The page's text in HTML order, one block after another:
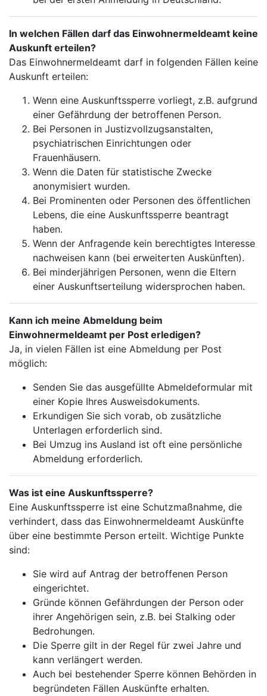
In welchen Fällen darf das Einwohnermeldeamt keine
Auskunft erteilen?
Das Einwohnermeldeamt darf in folgenden Fällen keine
Auskunft erteilen:
Wenn eine Auskunftssperre vorliegt, z.B. aufgrund
einer Gefährdung der betroffenen Person.
Bei Personen in Justizvollzugsanstalten,
psychiatrischen Einrichtungen oder
Frauenhäusern.
Wenn die Daten für statistische Zwecke
anonymisiert wurden.
Bei Prominenten oder Personen des öffentlichen
Lebens, die eine Auskunftssperre beantragt
haben.
Wenn der Anfragende kein berechtigtes Interesse
nachweisen kann (bei erweiterten Auskünften).
Bei minderjährigen Personen, wenn die Eltern
einer Auskunftserteilung widersprochen haben.
Kann ich meine Abmeldung beim
Einwohnermeldeamt per Post erledigen?
Ja, in vielen Fällen ist eine Abmeldung per Post
möglich:
Senden Sie das ausgefüllte Abmeldeformular mit
einer Kopie Ihres Ausweisdokuments.
Erkundigen Sie sich vorab, ob zusätzliche
Unterlagen erforderlich sind.
Bei Umzug ins Ausland ist oft eine persönliche
Abmeldung erforderlich.
Was ist eine Auskunftssperre?
Eine Auskunftssperre ist eine Schutzmaßnahme, die
verhindert, dass das Einwohnermeldeamt Auskünfte
über eine bestimmte Person erteilt. Wichtige Punkte
sind:
Sie wird auf Antrag der betroffenen Person
eingerichtet.
Gründe können Gefährdungen der Person oder
ihrer Angehörigen sein, z.B. bei Stalking oder
Bedrohungen.
Die Sperre gilt in der Regel für zwei Jahre und
kann verlängert werden.
Auch bei bestehender Sperre können Behörden in
begründeten Fällen Auskünfte erhalten.